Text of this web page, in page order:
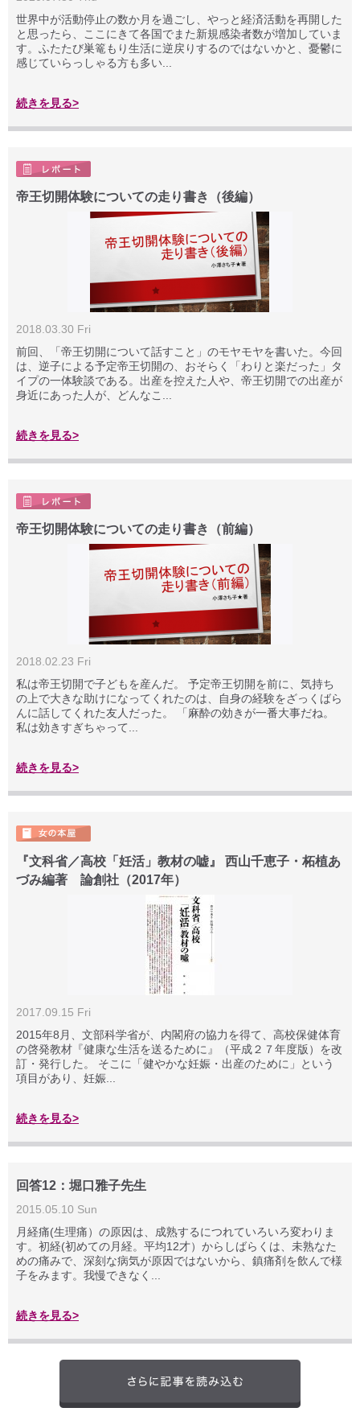
世界中が活動停止の数か月を過ごし、やっと経済活動を再開した
と思ったら、ここにきて各国でまた新規感染者数が増加していま
す。ふたたび巣篭もり生活に逆戻りするのではないかと、憂鬱に
感じていらっしゃる方も多い...
続きを見る>
帝王切開体験についての走り書き（後編）
2018.03.30 Fri
前回、「帝王切開について話すこと」のモヤモヤを書いた。今回
は、逆子による予定帝王切開の、おそらく「わりと楽だった」タ
イプの一体験談である。出産を控えた人や、帝王切開での出産が
身近にあった人が、どんなこ...
続きを見る>
帝王切開体験についての走り書き（前編）
2018.02.23 Fri
私は帝王切開で子どもを産んだ。 予定帝王切開を前に、気持ち
の上で大きな助けになってくれたのは、自身の経験をざっくばら
んに話してくれた友人だった。 「麻酔の効きが一番大事だね。
私は効きすぎちゃって...
続きを見る>
『文科省／高校「妊活」教材の嘘』 西山千恵子・柘植あ
づみ編著 論創社（2017年）
2017.09.15 Fri
2015年8月、文部科学省が、内閣府の協力を得て、高校保健体育
の啓発教材『健康な生活を送るために』（平成２７年度版）を改
訂・発行した。 そこに「健やかな妊娠・出産のために」という
項目があり、妊娠...
続きを見る>
回答12：堀口雅子先生
2015.05.10 Sun
月経痛(生理痛）の原因は、成熟するにつれていろいろ変わりま
す。初経(初めての月経。平均12才）からしばらくは、未熟なた
めの痛みで、深刻な病気が原因ではないから、鎮痛剤を飲んで様
子をみます。我慢できなく...
続きを見る>